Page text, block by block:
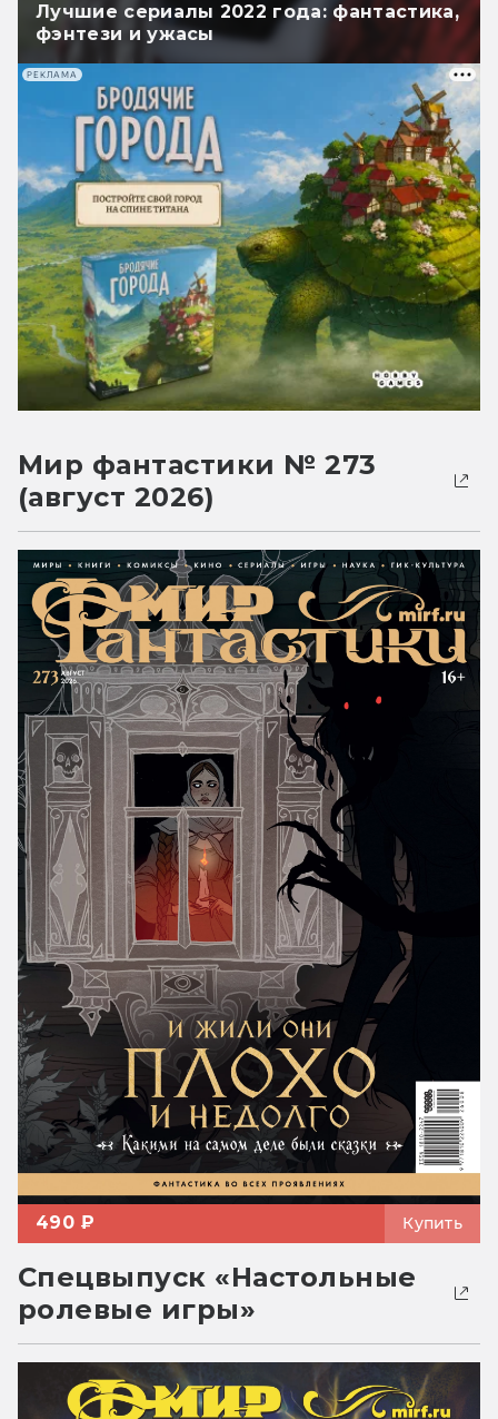
Лучшие сериалы 2022 года: фантастика,
фэнтези и ужасы
РЕКЛАМА
Мир фантастики № 273
(август 2026)
490 ₽ Купить
Спецвыпуск «Настольные
ролевые игры»